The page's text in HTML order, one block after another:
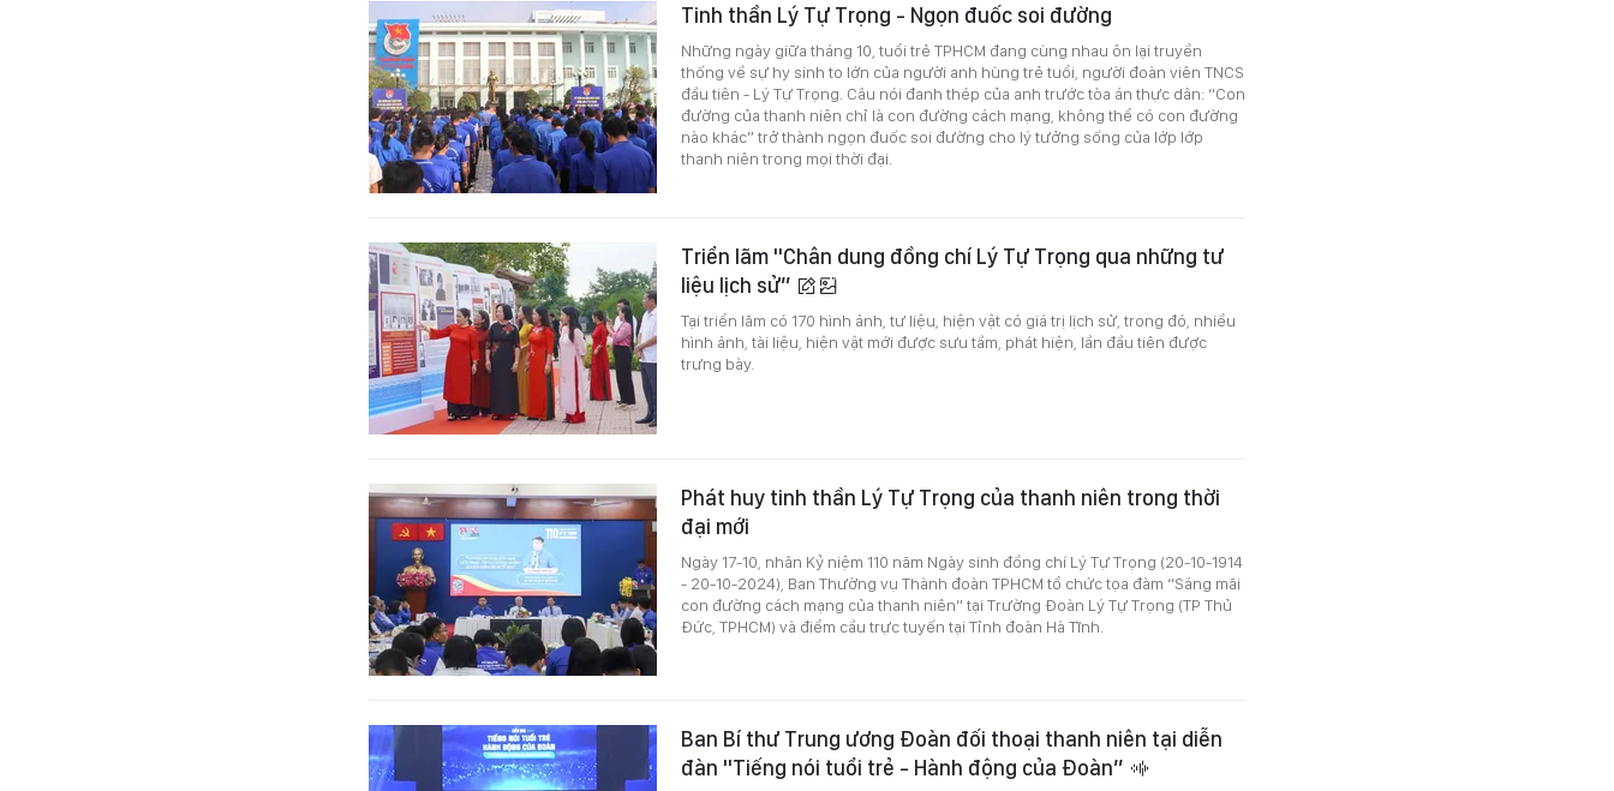
Tinh thần Lý Tự Trọng - Ngọn đuốc soi đường
Những ngày giữa tháng 10, tuổi trẻ TPHCM đang cùng nhau ôn lại truyền
thống về sự hy sinh to lớn của người anh hùng trẻ tuổi, người đoàn viên TNCS
đầu tiên - Lý Tự Trọng. Câu nói đanh thép của anh trước tòa án thực dân: “Con
đường của thanh niên chỉ là con đường cách mạng, không thể có con đường
nào khác” trở thành ngọn đuốc soi đường cho lý tưởng sống của lớp lớp
thanh niên trong mọi thời đại.
Triển lãm "Chân dung đồng chí Lý Tự Trọng qua những tư
liệu lịch sử”
Tại triển lãm có 170 hình ảnh, tư liệu, hiện vật có giá trị lịch sử, trong đó, nhiều
hình ảnh, tài liệu, hiện vật mới được sưu tầm, phát hiện, lần đầu tiên được
trưng bày.
Phát huy tinh thần Lý Tự Trọng của thanh niên trong thời
đại mới
Ngày 17-10, nhân Kỷ niệm 110 năm Ngày sinh đồng chí Lý Tự Trọng (20-10-1914
- 20-10-2024), Ban Thường vụ Thành đoàn TPHCM tổ chức tọa đàm “Sáng mãi
con đường cách mạng của thanh niên” tại Trường Đoàn Lý Tự Trọng (TP Thủ
Đức, TPHCM) và điểm cầu trực tuyến tại Tỉnh đoàn Hà Tĩnh.
Ban Bí thư Trung ương Đoàn đối thoại thanh niên tại diễn
đàn "Tiếng nói tuổi trẻ - Hành động của Đoàn”